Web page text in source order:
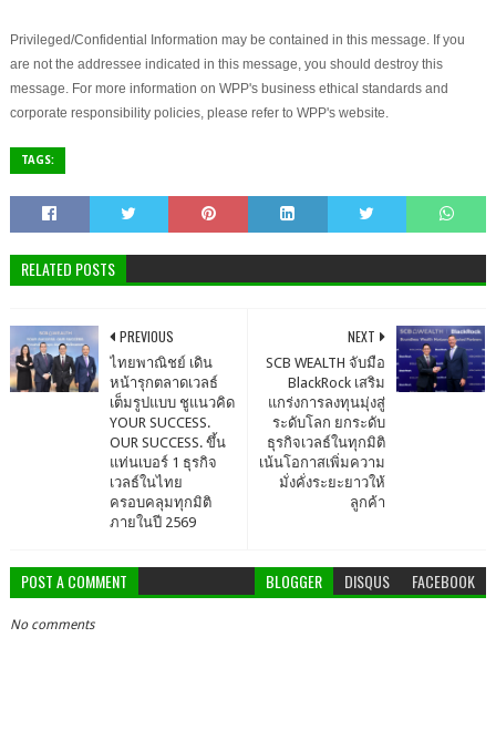
Privileged/Confidential Information may be contained in this message. If you
are not the addressee indicated in this message, you should destroy this
message. For more information on WPP's business ethical standards and
corporate responsibility policies, please refer to WPP's website.
TAGS:
RELATED POSTS
NEXT
SCB WEALTH จับมือ
BlackRock เสริม
แกร่งการลงทุนมุ่งสู่
ระดับโลก ยกระดับ
ธุรกิจเวลธ์ในทุกมิติ
เน้นโอกาสเพิ่มความ
มั่งคั่งระยะยาวให้
ลูกค้า
PREVIOUS
ไทยพาณิชย์ เดิน
หน้ารุกตลาดเวลธ์
เต็มรูปแบบ ชูแนวคิด
YOUR SUCCESS.
OUR SUCCESS. ขึ้น
แท่นเบอร์ 1 ธุรกิจ
เวลธ์ในไทย
ครอบคลุมทุกมิติ
ภายในปี 2569
POST A COMMENT BLOGGER DISQUS FACEBOOK
No comments